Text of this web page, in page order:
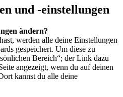
und -einstellungen
ändern?
werden alle deine Einstellungen
gespeichert. Um diese zu
Bereich“; der Link dazu
angezeigt, wenn du auf deinen
kannst du alle deine